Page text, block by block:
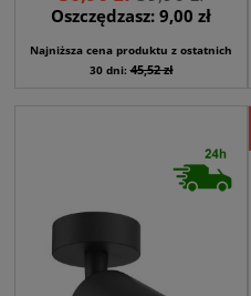
Oszczędzasz: 9,00 zł
Najniższa cena produktu z ostatnich
30 dni:45,52 zł